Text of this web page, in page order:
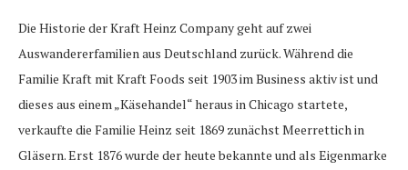
Die Historie der Kraft Heinz Company geht auf zwei
Auswandererfamilien aus Deutschland zurück. Während die
Familie Kraft mit Kraft Foods seit 1903 im Business aktiv ist und
dieses aus einem „Käsehandel“ heraus in Chicago startete,
verkaufte die Familie Heinz seit 1869 zunächst Meerrettich in
Gläsern. Erst 1876 wurde der heute bekannte und als Eigenmarke